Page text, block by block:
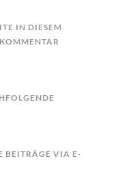
IN DIESEM
BEITRÄGE VIA E-